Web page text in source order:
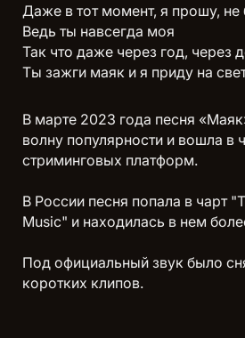
Даже в тот момент, я прошу, не
Ведь ты навсегда моя
Так что даже через год, через
Ты зажги маяк и я приду на
В марте 2023 года песня
волну популярности и вошла в
стриминговых платформ.
В России песня попала в чарт
Music" и находилась в нем
Под официальный звук было
коротких клипов.